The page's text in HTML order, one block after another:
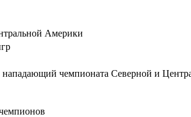
Америки
чемпионата Северной и